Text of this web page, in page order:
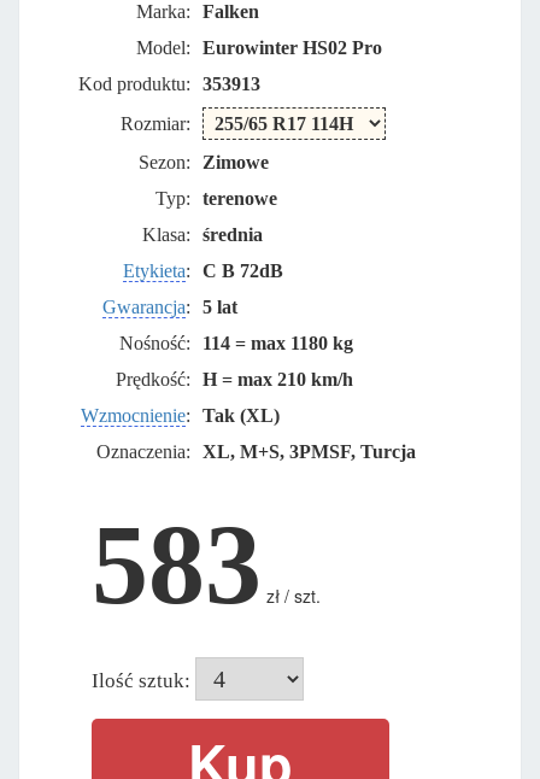
Marka:
Falken
Model:
Eurowinter HS02 Pro
Kod produktu:
353913
Rozmiar:
Sezon:
Zimowe
Typ:
terenowe
Klasa:
średnia
Etykieta:
C B 72dB
Gwarancja:
5 lat
Nośność:
114 = max 1180 kg
Prędkość:
H = max 210 km/h
Wzmocnienie:
Tak (XL)
Oznaczenia:
XL, M+S, 3PMSF, Turcja
583 zł / szt.
Ilość sztuk: